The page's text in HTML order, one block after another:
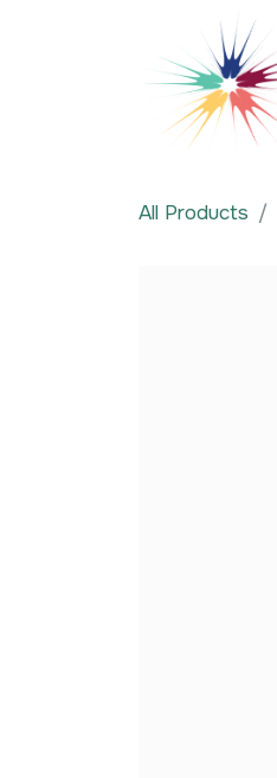
All Products